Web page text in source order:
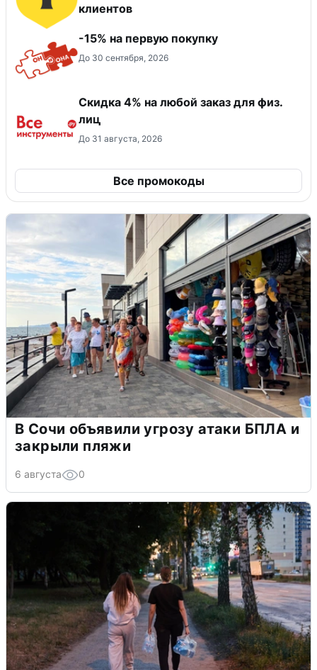
клиентов
-15% на первую покупку
До 30 сентября, 2026
Скидка 4% на любой заказ для физ.
лиц
До 31 августа, 2026
Все промокоды
В Сочи объявили угрозу атаки БПЛА и
закрыли пляжи
6 августа 0